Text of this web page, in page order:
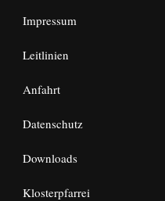
Impressum
Leitlinien
Anfahrt
Datenschutz
Downloads
Klosterpfarrei